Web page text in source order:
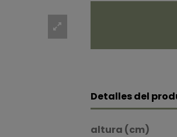
Detalles del
altura (cm)